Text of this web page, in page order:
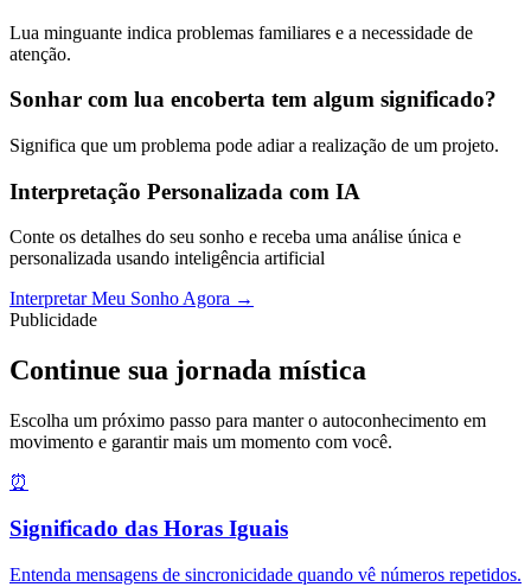
Lua minguante indica problemas familiares e a necessidade de
atenção.
Sonhar com lua encoberta tem algum significado?
Significa que um problema pode adiar a realização de um projeto.
Interpretação Personalizada com IA
Conte os detalhes do seu sonho e receba uma análise única e
personalizada usando inteligência artificial
Interpretar Meu Sonho Agora →
Publicidade
Continue sua jornada mística
Escolha um próximo passo para manter o autoconhecimento em
movimento e garantir mais um momento com você.
⏰
Significado das Horas Iguais
Entenda mensagens de sincronicidade quando vê números repetidos.